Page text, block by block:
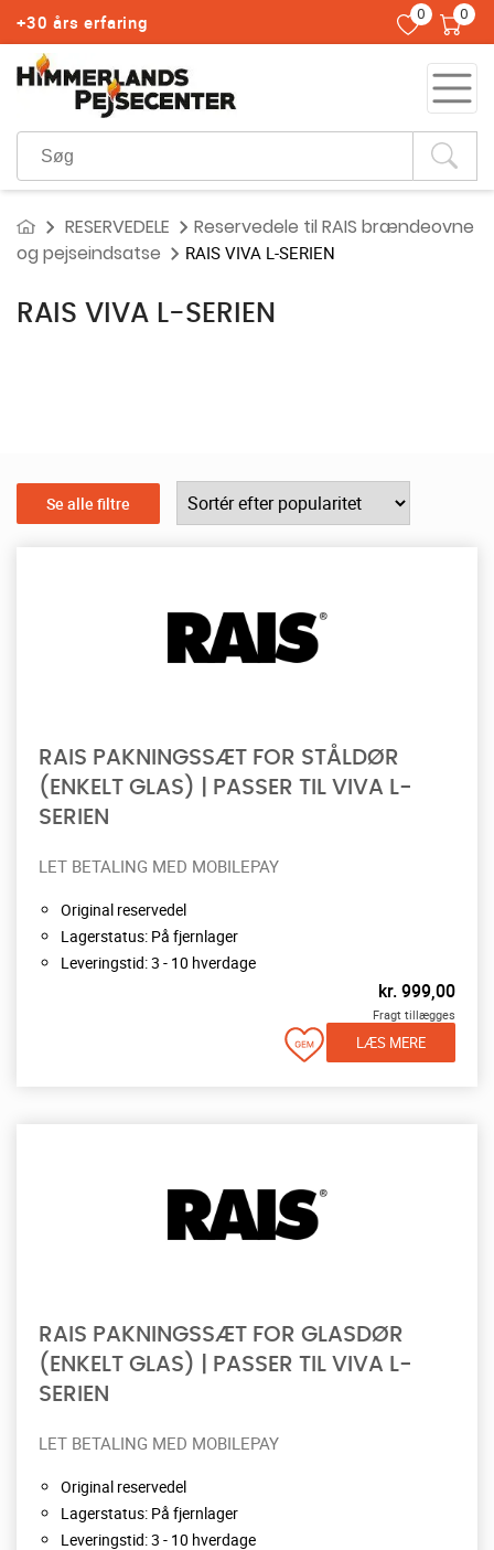
+30 års erfaring 0 0
RESERVEDELE
Reservedele til RAIS brændeovne
og pejseindsatse
RAIS VIVA L-SERIEN
RAIS VIVA L-SERIEN
Se alle filtre
RAIS PAKNINGSSÆT FOR STÅLDØR
(ENKELT GLAS) | PASSER TIL VIVA L-
SERIEN
LET BETALING MED MOBILEPAY
Original reservedel
Lagerstatus: På fjernlager
Leveringstid: 3 - 10 hverdage
kr.999,00
Fragt tillægges
LÆS MERE
RAIS PAKNINGSSÆT FOR GLASDØR
(ENKELT GLAS) | PASSER TIL VIVA L-
SERIEN
LET BETALING MED MOBILEPAY
Original reservedel
Lagerstatus: På fjernlager
Leveringstid: 3 - 10 hverdage